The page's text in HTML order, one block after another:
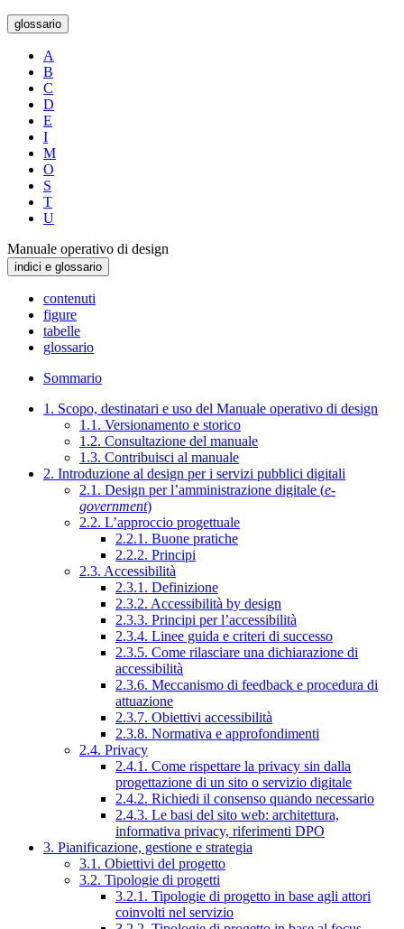
glossario
A
B
C
D
E
I
M
O
S
T
U
Manuale operativo di design
indici e glossario
contenuti
figure
tabelle
glossario
Sommario
1. Scopo, destinatari e uso del Manuale operativo di design
1.1. Versionamento e storico
1.2. Consultazione del manuale
1.3. Contribuisci al manuale
2. Introduzione al design per i servizi pubblici digitali
2.1. Design per l’amministrazione digitale (e-
government)
2.2. L’approccio progettuale
2.2.1. Buone pratiche
2.2.2. Principi
2.3. Accessibilità
2.3.1. Definizione
2.3.2. Accessibilità by design
2.3.3. Principi per l’accessibilità
2.3.4. Linee guida e criteri di successo
2.3.5. Come rilasciare una dichiarazione di
accessibilità
2.3.6. Meccanismo di feedback e procedura di
attuazione
2.3.7. Obiettivi accessibilità
2.3.8. Normativa e approfondimenti
2.4. Privacy
2.4.1. Come rispettare la privacy sin dalla
progettazione di un sito o servizio digitale
2.4.2. Richiedi il consenso quando necessario
2.4.3. Le basi del sito web: architettura,
informativa privacy, riferimenti DPO
3. Pianificazione, gestione e strategia
3.1. Obiettivi del progetto
3.2. Tipologie di progetti
3.2.1. Tipologie di progetto in base agli attori
coinvolti nel servizio